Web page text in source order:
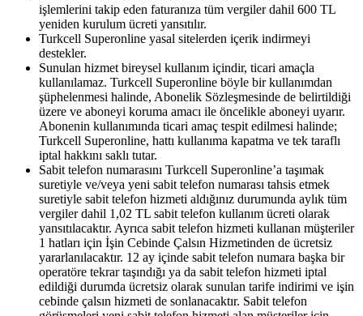
işlemlerini takip eden faturanıza tüm vergiler dahil 600 TL
yeniden kurulum ücreti yansıtılır.
Turkcell Superonline yasal sitelerden içerik indirmeyi
destekler.
Sunulan hizmet bireysel kullanım içindir, ticari amaçla
kullanılamaz. Turkcell Superonline böyle bir kullanımdan
şüphelenmesi halinde, Abonelik Sözleşmesinde de belirtildiği
üzere ve aboneyi koruma amacı ile öncelikle aboneyi uyarır.
Abonenin kullanımında ticari amaç tespit edilmesi halinde;
Turkcell Superonline, hattı kullanıma kapatma ve tek taraflı
iptal hakkını saklı tutar.
Sabit telefon numarasını Turkcell Superonline’a taşımak
suretiyle ve/veya yeni sabit telefon numarası tahsis etmek
suretiyle sabit telefon hizmeti aldığınız durumunda aylık tüm
vergiler dahil 1,02 TL sabit telefon kullanım ücreti olarak
yansıtılacaktır. Ayrıca sabit telefon hizmeti kullanan müşteriler
1 hatları için İşin Cebinde Çalsın Hizmetinden de ücretsiz
yararlanılacaktır. 12 ay içinde sabit telefon numara başka bir
operatöre tekrar taşındığı ya da sabit telefon hizmeti iptal
edildiği durumda ücretsiz olarak sunulan tarife indirimi ve işin
cebinde çalsın hizmeti de sonlanacaktır. Sabit telefon